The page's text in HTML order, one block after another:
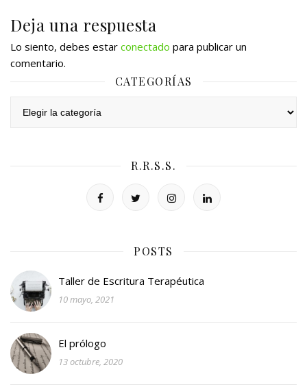
Deja una respuesta
Lo siento, debes estar conectado para publicar un
comentario.
CATEGORÍAS
R.R.S.S.
POSTS
Taller de Escritura Terapéutica
10 mayo, 2021
El prólogo
13 octubre, 2020